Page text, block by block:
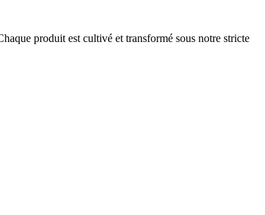
produit est cultivé et transformé sous notre stricte